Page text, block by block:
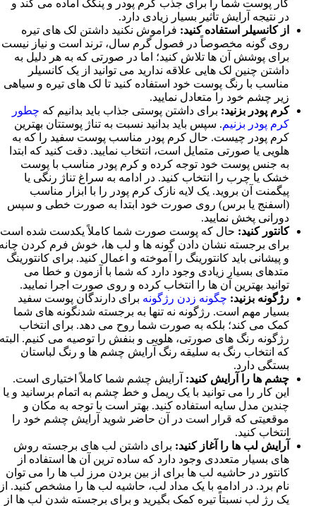
کار پوست شما را برای جذب کرم پودر و پنکک آماده می کند و
در نتيجه آرايش تأثير بسيار زيادی دارد.
از کانسيلر استفاده کنيد: فراموش نکنيد داشتن لک های تيره
روی گونه مخصوصاً در فصول گرم سال، ترند است و نياز نيست
برای پوشش آن ها تلاش کنيد؛ اما در صورتی که به هر دليل به
داشتن چنين لک هايی علاقه نداريد می توانيد از يک کانسيلر
مناسب با رنگ پوست خود استفاده کنيد تا لک های تيره و سياهی
زير چشم خود را متعادل نماييد.
کرم پودر بزنيد: برای داشتن پوستی جذاب باید بدانیم که چطور
کرم پودر بزنیم. سپس باید بدانید نسبت به تناژ پوستتان بهترين
کرم پودر چیست. حال کرم پودر مناسب پوست سفيد را که به
هلويی يا صورتی متمايل است، انتخاب نماييد. دقت کنيد که ابتدا
به جنس پوست خود توجه کرده و کرم پودر مناسب با پوست
خشک يا چرب را انتخاب کنيد. در ادامه به سراغ تناژ رنگی يا
پيگمنت آن برويد. يک لايه نازک کرم پودر را با ابزار مناسب
(اسفنج يا برس) روی صورت خود ابتدا به صورت خطی و سپس
دورانی پخش نماييد.
کانتور کنيد: حال که پوست صورت شما کاملاً يکدست شده است
برای برجسته نشان دادن گونه ها و لب ها، خوش فرم کردن
و پيشانی بايد کانتورينگ را آموخته و اعمال کنيد. برای کانتورينگ
متدهای بسيار زيادی وجود دارد که شما با آزمون و خطا می
توانيد بهترين آن ها را انتخاب کرده و روی صورت اجرا نماييد.
رژگونه بزنيد: چگونه زدن رژگونه برای دارندگان پوست سفيد
بسيار مهم است. رژگونه نه تنها به برجسته شدنگونه های شما
کمک می کند؛ بلکه به صورت شما روح می دهد. برای انتخاب
رژگونه رنگ های صورتی، هلويی و بنفش را توصيه می کنيم. البته
که انتخاب رنگ به سليقه رنگ آرايش چشم ها و رنگ لباستان
بستگی دارد.
چشم ها را آرايش کنيد: آرايش چشم شما کاملاً اختياری است.
اين کار را می توانيد با يک ريمل و خط چشم به اتمام برسانيد و يا
چندين مدل سايه استفاده کنيد. بهتر است با توجه به مکان و
موقعيتی که قرار است در آن حاضر شويد آرايش چشم خود را
انتخاب کنيد.
آرايش لب ها را آغاز کنيد: برای داشتن لب های برجسته روش
های بسيار متعددی وجود دارد که ساده ترين آن ها استفاده از
کانتور در حاشيه لب ها برای از بين بردن مرز لب ها را می توان
نام برد. در ادامه با يک مداد لب، حاشيه لب ها را مشخص کنيد. از
يک رژ لب نسبتاً تيره کمک بگيريد و برای برجسته شدن لب ها از